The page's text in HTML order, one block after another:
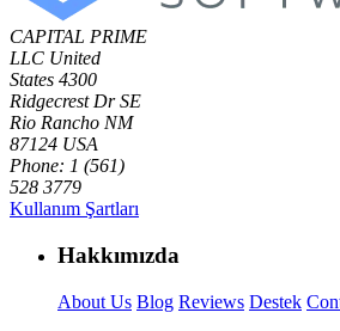
CAPITAL PRIME
LLC United
States 4300
Ridgecrest Dr SE
Rio Rancho NM
87124 USA
Phone: 1 (561)
528 3779
Kullanım Şartları
Hakkımızda
About Us Blog Reviews Destek